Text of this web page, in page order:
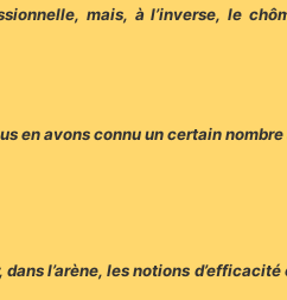
mais, à l’inverse, le
en avons connu un certain
l’arène, les notions